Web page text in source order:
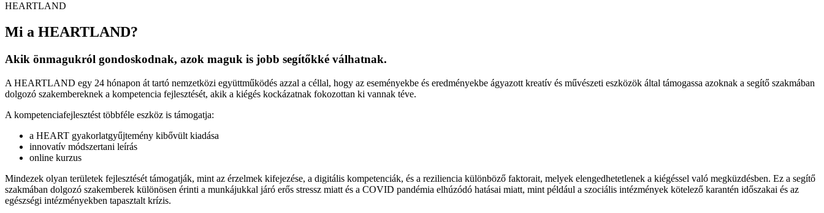
HEARTLAND
Mi a HEARTLAND?
Akik önmagukról gondoskodnak, azok maguk is jobb segítőkké válhatnak.
A HEARTLAND egy 24 hónapon át tartó nemzetközi együttműködés azzal a céllal, hogy az eseményekbe és eredményekbe ágyazott kreatív és művészeti eszközök által támogassa azoknak a segítő szakmában
dolgozó szakembereknek a kompetencia fejlesztését, akik a kiégés kockázatnak fokozottan ki vannak téve.
A kompetenciafejlesztést többféle eszköz is támogatja:
a HEART gyakorlatgyűjtemény kibővült kiadása
innovatív módszertani leírás
online kurzus
Mindezek olyan területek fejlesztését támogatják, mint az érzelmek kifejezése, a digitális kompetenciák, és a reziliencia különböző faktorait, melyek elengedhetetlenek a kiégéssel való megküzdésben. Ez a segítő
szakmában dolgozó szakemberek különösen érinti a munkájukkal járó erős stressz miatt és a COVID pandémia elhúzódó hatásai miatt, mint például a szociális intézmények kötelező karantén időszakai és az
egészségi intézményekben tapasztalt krízis.